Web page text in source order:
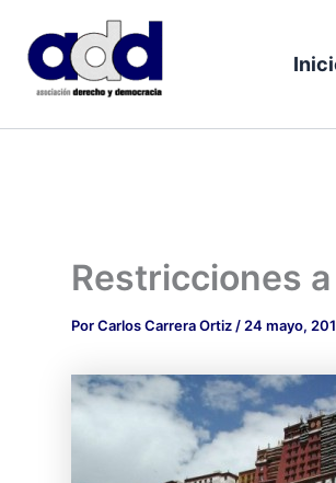
contenido
Restricciones
PorCarlos Carrera Ortiz / 24 mayo,